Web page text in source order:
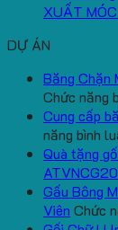
XUẤT
DỰ ÁN
Băng Chặn
Chức năng
Cung cấp
năng bình
Quà tặng
Gấu Bông
Viên Chức